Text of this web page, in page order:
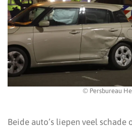
© Persbureau
Beide auto’s liepen veel schade